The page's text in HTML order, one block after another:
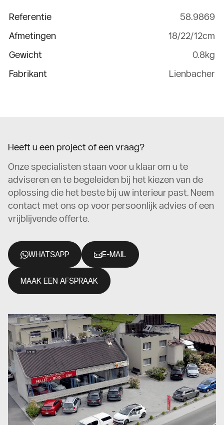
Referentie
58.9869
Afmetingen
18/22/12cm
Gewicht
0.8kg
Fabrikant
Lienbacher
Heeft u een project of een vraag?
Onze specialisten staan voor u klaar om u te
adviseren en te begeleiden bij het kiezen van de
oplossing die het beste bij uw interieur past. Neem
contact met ons op voor persoonlijk advies of een
vrijblijvende offerte.
WHATSAPP E-MAIL
MAAK EEN AFSPRAAK